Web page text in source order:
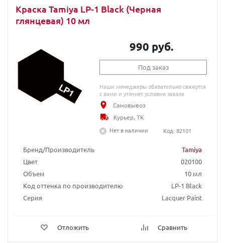
Краска Tamiya LP-1 Black (Черная
глянцевая) 10 мл
Бренд/Производитель
Tamiya
Цвет
020100
Объем
10 мл
Код оттенка по производителю
LP-1 Black
Серия
Lacquer Paint
Отложить Сравнить
990 руб.
Под заказ
Наши менеджеры обязательно свяжутся
с вами и уточнят условия заказа
Самовывоз
Курьер, ТК
Нет в наличии
Код: 82101